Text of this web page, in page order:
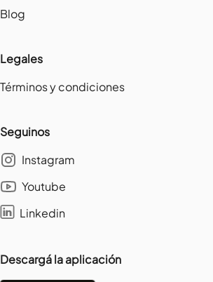
Blog
Legales
Términos y condiciones
Seguinos
Instagram
Youtube
Linkedin
Descargá la aplicación